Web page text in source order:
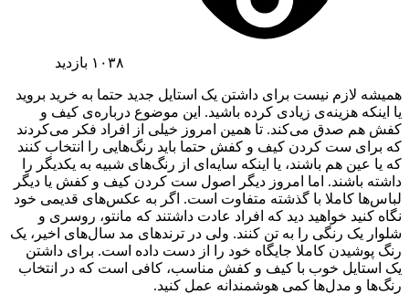
۱۰۳۸ بازدید
همیشه لازم نیست برای داشتن یک استایل جدید حتما به خرید بروید
یا اینکه هزینه‌ی زیادی کرده باشید. این موضوع درباره‌ی کیف و
کفش هم صدق می‌کند. تا همین امروز خیلی از افراد فکر می‌کردند
که برای ست کردن کیف و کفش حتما باید رنگ‌هایی را انتخاب کنند
که یا عین هم باشند، یا اینکه سایه‌ای از رنگ‌های شبیه به یکدیگر را
داشته باشند. اما امروز دیگر اصول ست کردن کیف و کفش یا دیگر
لباس‌ها کاملا با گذشته متفاوت است. اگر به عکس‌های قدیمی خود
نگاه کنید خواهید دید که افراد عادت داشتند که مانتو، روسری و
شلوار یک رنگی را به تن کنند. ولی در ترندهای مد سال‌های اخیر، یک
رنگ پوشیدن کاملا جایگاه خود را از دست داده است. برای داشتن
یک استایل خوب با کیف و کفش مناسب، کافی است که در انتخاب
رنگ‌ها و مدل‌ها کمی هوشمندانه عمل کنید.